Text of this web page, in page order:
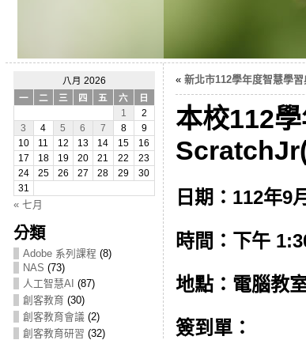
八月 2026
一
二 三 四 五 六
日
1
2
3
4 5 6 7 8
9
10
11 12 13 14 15
16
17
18 19 20 21 22
23
24
25 26 27 28 29
30
31
« 七月
分類
Adobe 系列課程 (8)
NAS (73)
人工智慧AI (87)
創客教育 (30)
創客教育會議 (2)
創客教育研習 (32)
« 新北市112學年度智慧學
本校112
日期：112年9
時間：下午
地點：電腦教
簽到單：